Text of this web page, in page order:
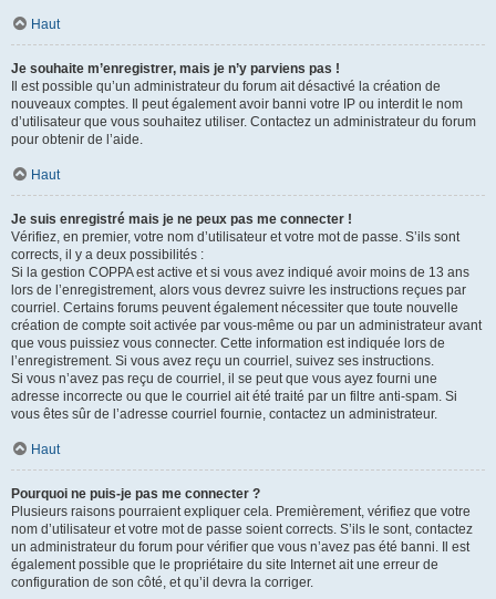
Haut
Je souhaite m’enregistrer, mais je n’y parviens pas !
Il est possible qu’un administrateur du forum ait désactivé la création de
nouveaux comptes. Il peut également avoir banni votre IP ou interdit le nom
d’utilisateur que vous souhaitez utiliser. Contactez un administrateur du forum
pour obtenir de l’aide.
Haut
Je suis enregistré mais je ne peux pas me connecter !
Vérifiez, en premier, votre nom d’utilisateur et votre mot de passe. S’ils sont
corrects, il y a deux possibilités :
Si la gestion COPPA est active et si vous avez indiqué avoir moins de 13 ans
lors de l’enregistrement, alors vous devrez suivre les instructions reçues par
courriel. Certains forums peuvent également nécessiter que toute nouvelle
création de compte soit activée par vous-même ou par un administrateur avant
que vous puissiez vous connecter. Cette information est indiquée lors de
l’enregistrement. Si vous avez reçu un courriel, suivez ses instructions.
Si vous n’avez pas reçu de courriel, il se peut que vous ayez fourni une
adresse incorrecte ou que le courriel ait été traité par un filtre anti-spam. Si
vous êtes sûr de l’adresse courriel fournie, contactez un administrateur.
Haut
Pourquoi ne puis-je pas me connecter ?
Plusieurs raisons pourraient expliquer cela. Premièrement, vérifiez que votre
nom d’utilisateur et votre mot de passe soient corrects. S’ils le sont, contactez
un administrateur du forum pour vérifier que vous n’avez pas été banni. Il est
également possible que le propriétaire du site Internet ait une erreur de
configuration de son côté, et qu’il devra la corriger.